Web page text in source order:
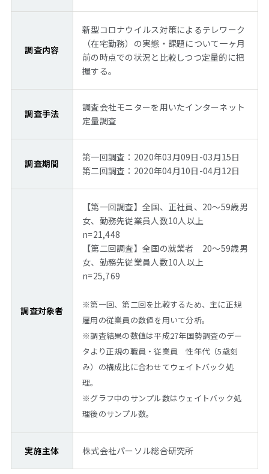
調査内容
新型コロナウイルス対策によるテレワーク
（在宅勤務）の実態・課題について一ヶ月
前の時点での状況と比較しつつ定量的に把
握する。
調査手法
調査会社モニターを用いたインターネット
定量調査
調査期間
第一回調査：2020年03月09日-03月15日
第二回調査：2020年04月10日-04月12日
調査対象者
【第一回調査】全国、正社員、20～59歳男
女、勤務先従業員人数10人以上
n=21,448
【第二回調査】全国の就業者 20～59歳男
女、勤務先従業員人数10人以上
n=25,769
※第一回、第二回を比較するため、主に正規
雇用の従業員の数値を用いて分析。
※調査結果の数値は平成27年国勢調査のデー
タより正規の職員・従業員 性年代（5歳刻
み）の構成比に合わせてウェイトバック処
理。
※グラフ中のサンプル数はウェイトバック処
理後のサンプル数。
実施主体 株式会社パーソル総合研究所